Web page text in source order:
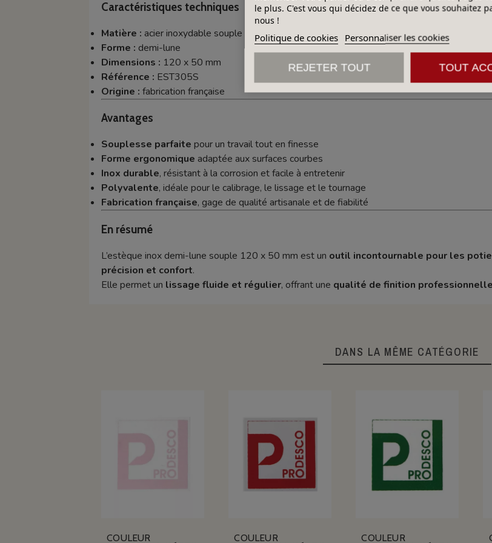
Caractéristiques techniques
Matière : acier inoxydable souple
Forme : demi-lune
Dimensions : 120 x 50 mm
Référence : EST305S
Origine : fabrication française
Avantages
Souplesse parfaite pour un travail tout en finesse
Forme ergonomique adaptée aux surfaces courbes
Inox durable, résistant à la corrosion et facile à entretenir
Polyvalente, idéale pour le calibrage, le lissage et le tournage
Fabrication française, gage de qualité artisanale et de fiabilité
En résumé
L’estèque inox demi-lune souple 120 x 50 mm est un outil incontournable pour les
précision et confort.
Elle permet un lissage fluide et régulier, offrant une qualité de finition professionnelle
DANS LA MÊME CATÉGORIE
COULEUR
COULEUR
COULEUR
le plus. C'est vous qui décidez de ce que vous souhaitez
nous !
Politique de cookies Personnaliser les cookies
REJETER TOUT TOUT